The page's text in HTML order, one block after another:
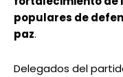
populares de
paz.
Delegados del